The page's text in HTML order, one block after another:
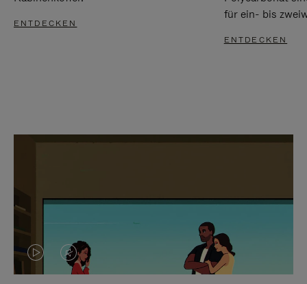
ENTDECKEN
für ein- bis
ENTDECKEN
DASVIDEO